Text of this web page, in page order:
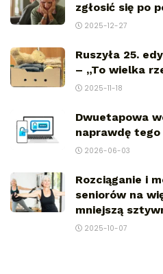
zgłosić się po
2025-12-27
Ruszyła 25.
– „To wielka
2025-11-18
Dwuetapowa
naprawdę
2026-06-03
Rozciąganie i
seniorów na
mniejszą
2025-10-07